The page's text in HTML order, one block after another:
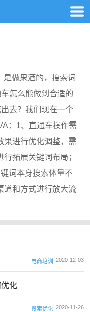
是做果酒的，搜索词
怎么能做到合适的
去？我们现在一个
：1、直通车操作需
果进行优化调整，需
拓展关键词布局；
词本身搜索体量不
道和方式进行放大流
电商培训 2020-12-03
化
搜索优化 2020-11-26